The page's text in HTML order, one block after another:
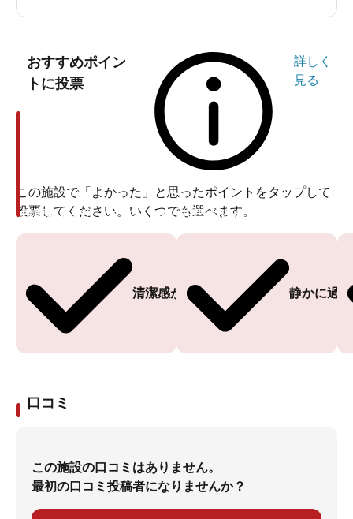
おすすめポイン
トに投票
詳しく
見る
この施設で「よかった」と思ったポイントをタップして
投票してください。いくつでも選べます。
清潔感がある
投票ありがとうございます
静かに過
投票ありがとうございます
口コミ
この施設の口コミはありません。
最初の口コミ投稿者になりませんか？